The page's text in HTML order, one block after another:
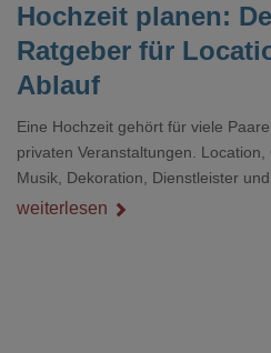
Hochzeit planen:
Ratgeber für
Ablauf
Eine Hochzeit gehört für viele
privaten Veranstaltungen.
Musik, Dekoration, Dienstleister
zusammenpassen, damit der Tag
weiterlesen